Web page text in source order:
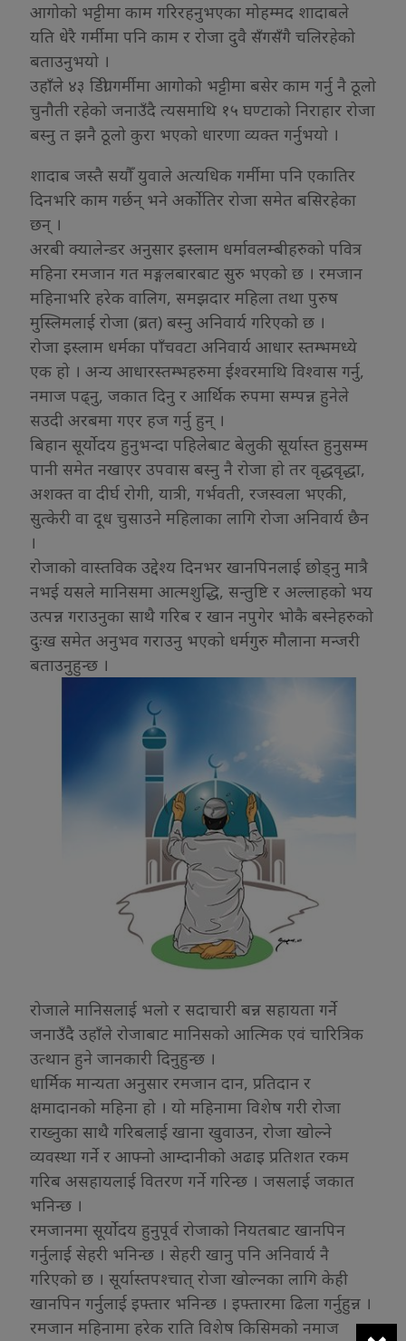
आगोको भट्टीमा काम गरिरहनुभएका मोहम्मद शादाबले
यति धेरै गर्मीमा पनि काम र रोजा दुवै सँगसँगै चलिरहेको
बताउनुभयो ।
उहाँले ४३ डिग्री गर्मीमा आगोको भट्टीमा बसेर काम गर्नु नै ठूलो
चुनौती रहेको जनाउँदै त्यसमाथि १५ घण्टाको निराहार रोजा
बस्नु त झनै ठूलो कुरा भएको धारणा व्यक्त गर्नुभयो ।
शादाब जस्तै सयौँ युवाले अत्यधिक गर्मीमा पनि एकातिर
दिनभरि काम गर्छन् भने अर्कोतिर रोजा समेत बसिरहेका
छन् ।
अरबी क्यालेन्डर अनुसार इस्लाम धर्मावलम्बीहरुको पवित्र
महिना रमजान गत मङ्गलबारबाट सुरु भएको छ । रमजान
महिनाभरि हरेक वालिग, समझदार महिला तथा पुरुष
मुस्लिमलाई रोजा (ब्रत) बस्नु अनिवार्य गरिएको छ ।
रोजा इस्लाम धर्मका पाँचवटा अनिवार्य आधार स्तम्भमध्ये
एक हो । अन्य आधारस्तम्भहरुमा ईश्वरमाथि विश्वास गर्नु,
नमाज पढ्नु, जकात दिनु र आर्थिक रुपमा सम्पन्न हुनेले
सउदी अरबमा गएर हज गर्नु हुन् ।
बिहान सूर्योदय हुनुभन्दा पहिलेबाट बेलुकी सूर्यास्त हुनुसम्म
पानी समेत नखाएर उपवास बस्नु नै रोजा हो तर वृद्धवृद्धा,
अशक्त वा दीर्घ रोगी, यात्री, गर्भवती, रजस्वला भएकी,
सुत्केरी वा दूध चुसाउने महिलाका लागि रोजा अनिवार्य छैन
।
रोजाको वास्तविक उद्देश्य दिनभर खानपिनलाई छोड्नु मात्रै
नभई यसले मानिसमा आत्मशुद्धि, सन्तुष्टि र अल्लाहको भय
उत्पन्न गराउनुका साथै गरिब र खान नपुगेर भोकै बस्नेहरुको
दुःख समेत अनुभव गराउनु भएको धर्मगुरु मौलाना मन्जरी
बताउनुहुन्छ ।
रोजाले मानिसलाई भलो र सदाचारी बन्न सहायता गर्ने
जनाउँदै उहाँले रोजाबाट मानिसको आत्मिक एवं चारित्रिक
उत्थान हुने जानकारी दिनुहुन्छ ।
धार्मिक मान्यता अनुसार रमजान दान, प्रतिदान र
क्षमादानको महिना हो । यो महिनामा विशेष गरी रोजा
राख्नुका साथै गरिबलाई खाना खुवाउन, रोजा खोल्ने
व्यवस्था गर्ने र आफ्नो आम्दानीको अढाइ प्रतिशत रकम
गरिब असहायलाई वितरण गर्ने गरिन्छ । जसलाई जकात
भनिन्छ ।
रमजानमा सूर्याेदय हुनुपूर्व रोजाको नियतबाट खानपिन
गर्नुलाई सेहरी भनिन्छ । सेहरी खानु पनि अनिवार्य नै
गरिएको छ । सूर्यास्तपश्चात् रोजा खोल्नका लागि केही
खानपिन गर्नुलाई इफ्तार भनिन्छ । इफ्तारमा ढिला गर्नुहुन्न ।
रमजान महिनामा हरेक राति विशेष किसिमको नमाज